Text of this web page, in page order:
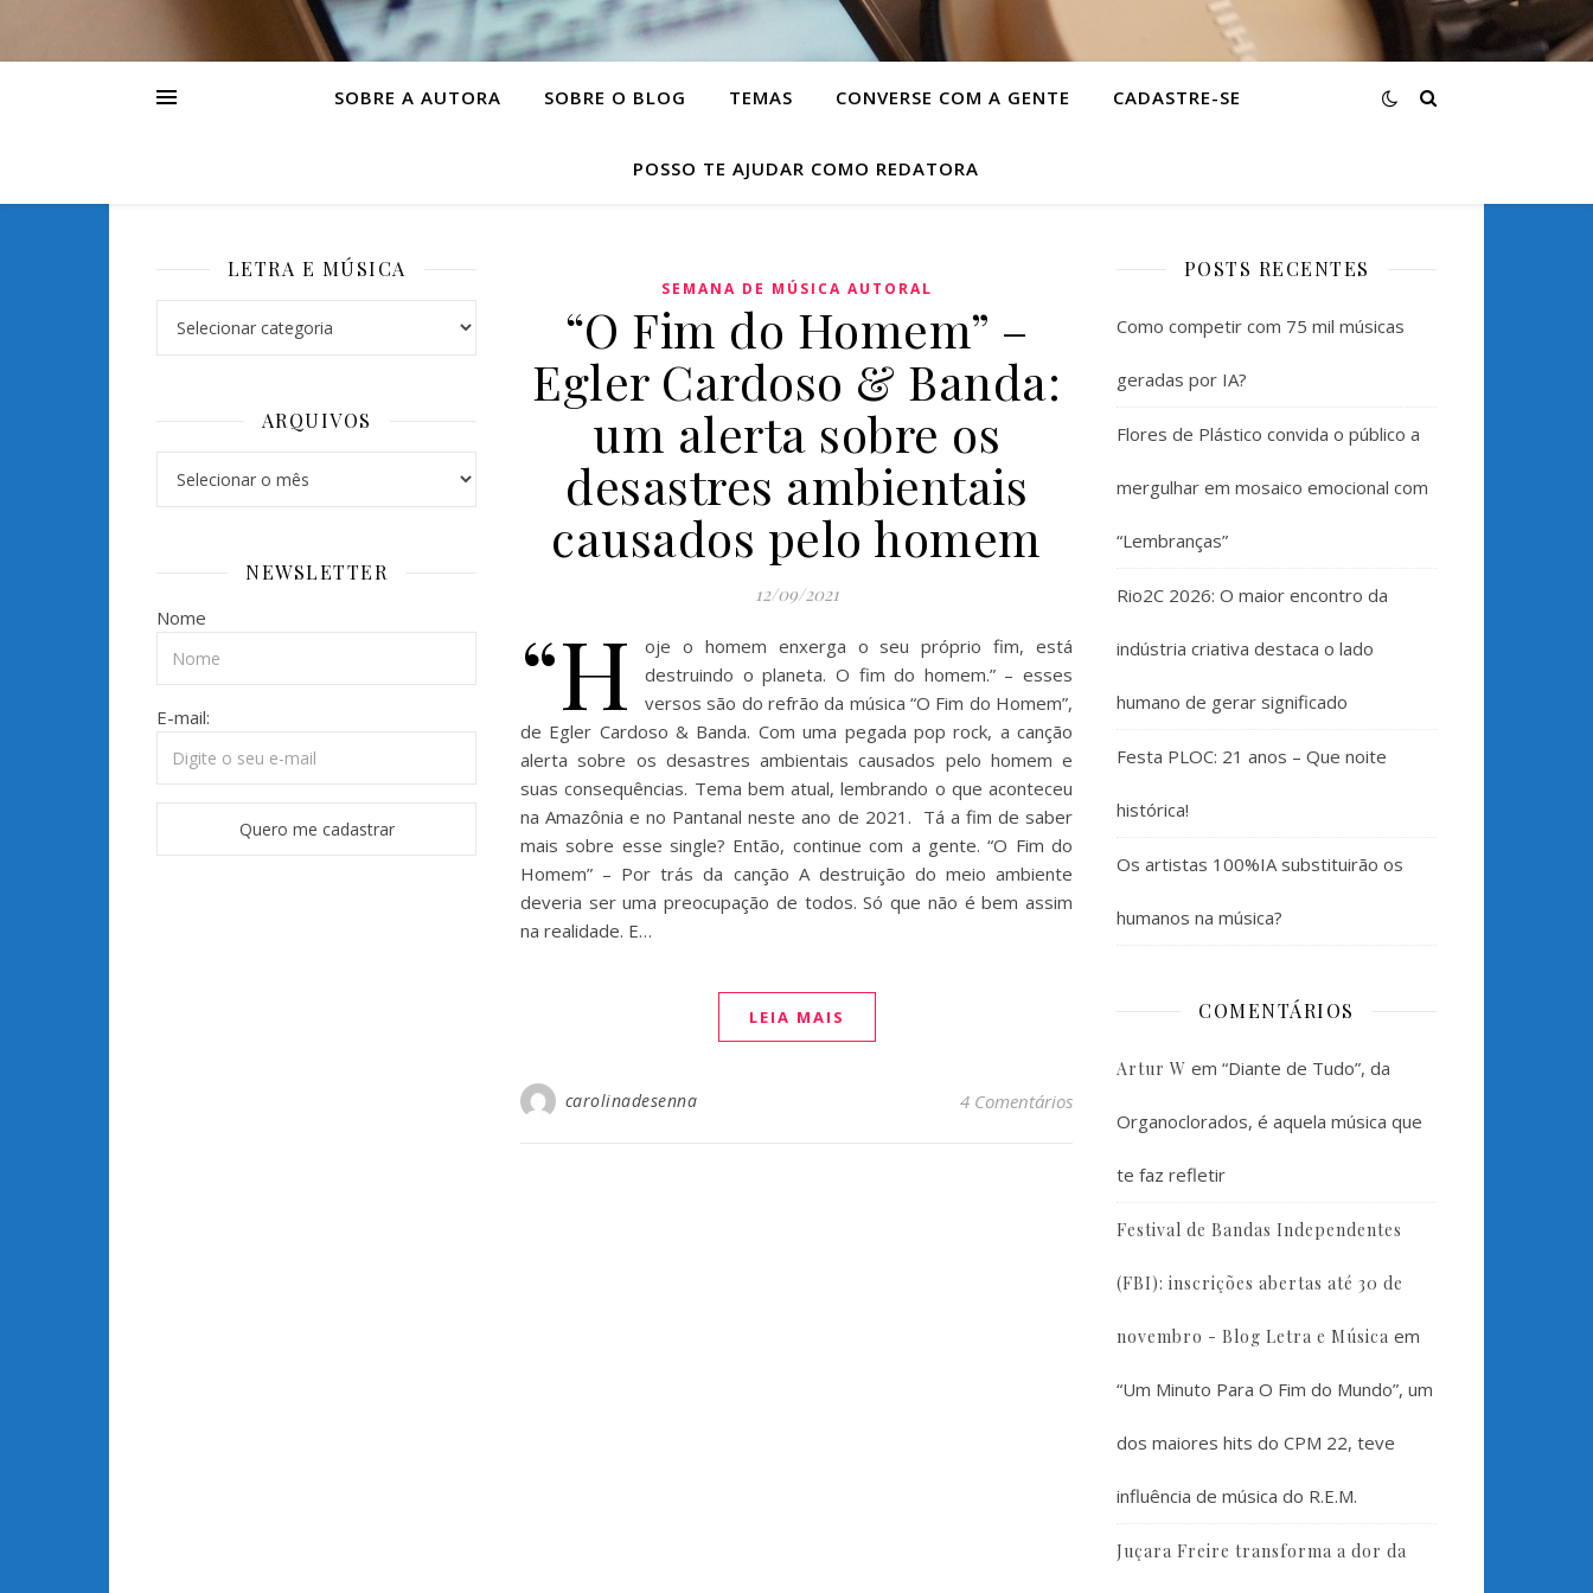
SOBRE A AUTORA SOBRE O BLOG TEMAS CONVERSE COM A GENTE CADASTRE-SE
POSSO TE AJUDAR COMO REDATORA
LETRA E MÚSICA
ARQUIVOS
NEWSLETTER
Nome
E-mail:
SEMANA DE MÚSICA AUTORAL
“O Fim do Homem” –
Egler Cardoso & Banda:
um alerta sobre os
desastres ambientais
causados pelo homem
12/09/2021
“H
oje o homem enxerga o seu próprio fim, está
destruindo o planeta. O fim do homem.” – esses
versos são do refrão da música “O Fim do Homem”,
de Egler Cardoso & Banda. Com uma pegada pop rock, a canção
alerta sobre os desastres ambientais causados pelo homem e
suas consequências. Tema bem atual, lembrando o que aconteceu
na Amazônia e no Pantanal neste ano de 2021. Tá a fim de saber
mais sobre esse single? Então, continue com a gente. “O Fim do
Homem” – Por trás da canção A destruição do meio ambiente
deveria ser uma preocupação de todos. Só que não é bem assim
na realidade. E…
LEIA MAIS
carolinadesenna 4 Comentários
POSTS RECENTES
Como competir com 75 mil músicas
geradas por IA?
Flores de Plástico convida o público a
mergulhar em mosaico emocional com
“Lembranças”
Rio2C 2026: O maior encontro da
indústria criativa destaca o lado
humano de gerar significado
Festa PLOC: 21 anos – Que noite
histórica!
Os artistas 100%IA substituirão os
humanos na música?
COMENTÁRIOS
Artur W em “Diante de Tudo”, da
Organoclorados, é aquela música que
te faz refletir
Festival de Bandas Independentes
(FBI): inscrições abertas até 30 de
novembro - Blog Letra e Música em
“Um Minuto Para O Fim do Mundo”, um
dos maiores hits do CPM 22, teve
influência de música do R.E.M.
Juçara Freire transforma a dor da